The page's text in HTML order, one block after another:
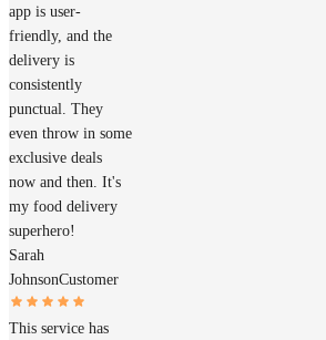
app is user-
friendly, and the
delivery is
consistently
punctual. They
even throw in some
exclusive deals
now and then. It's
my food delivery
superhero!
Sarah
JohnsonCustomer
This service has